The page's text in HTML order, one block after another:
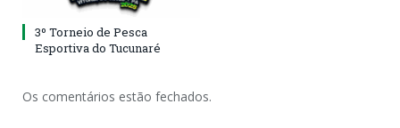
3º Torneio de Pesca
Esportiva do Tucunaré
Os comentários estão fechados.